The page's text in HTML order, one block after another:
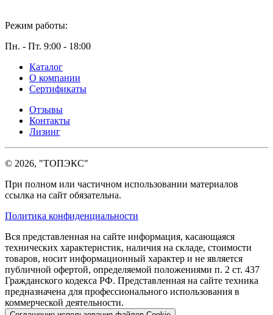
Режим работы:
Пн. - Пт. 9:00 - 18:00
Каталог
О компании
Сертификаты
Отзывы
Контакты
Лизинг
© 2026, "ТОПЭКС"
При полном или частичном использовании материалов
ссылка на сайт обязательна.
Политика конфиденциальности
Вся представленная на сайте информация, касающаяся
технических характеристик, наличия на складе, стоимости
товаров, носит информационный характер и не является
публичной офертой, определяемой положениями п. 2 ст. 437
Гражданского кодекса РФ. Представленная на сайте техника
предназначена для профессионального использования в
коммерческой деятельности.